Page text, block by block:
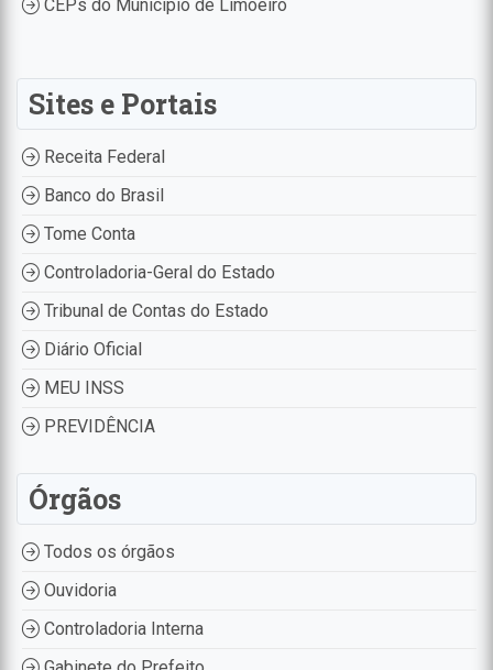
CEPs do Município de Limoeiro
Sites e Portais
Receita Federal
Banco do Brasil
Tome Conta
Controladoria-Geral do Estado
Tribunal de Contas do Estado
Diário Oficial
MEU INSS
PREVIDÊNCIA
Órgãos
Todos os órgãos
Ouvidoria
Controladoria Interna